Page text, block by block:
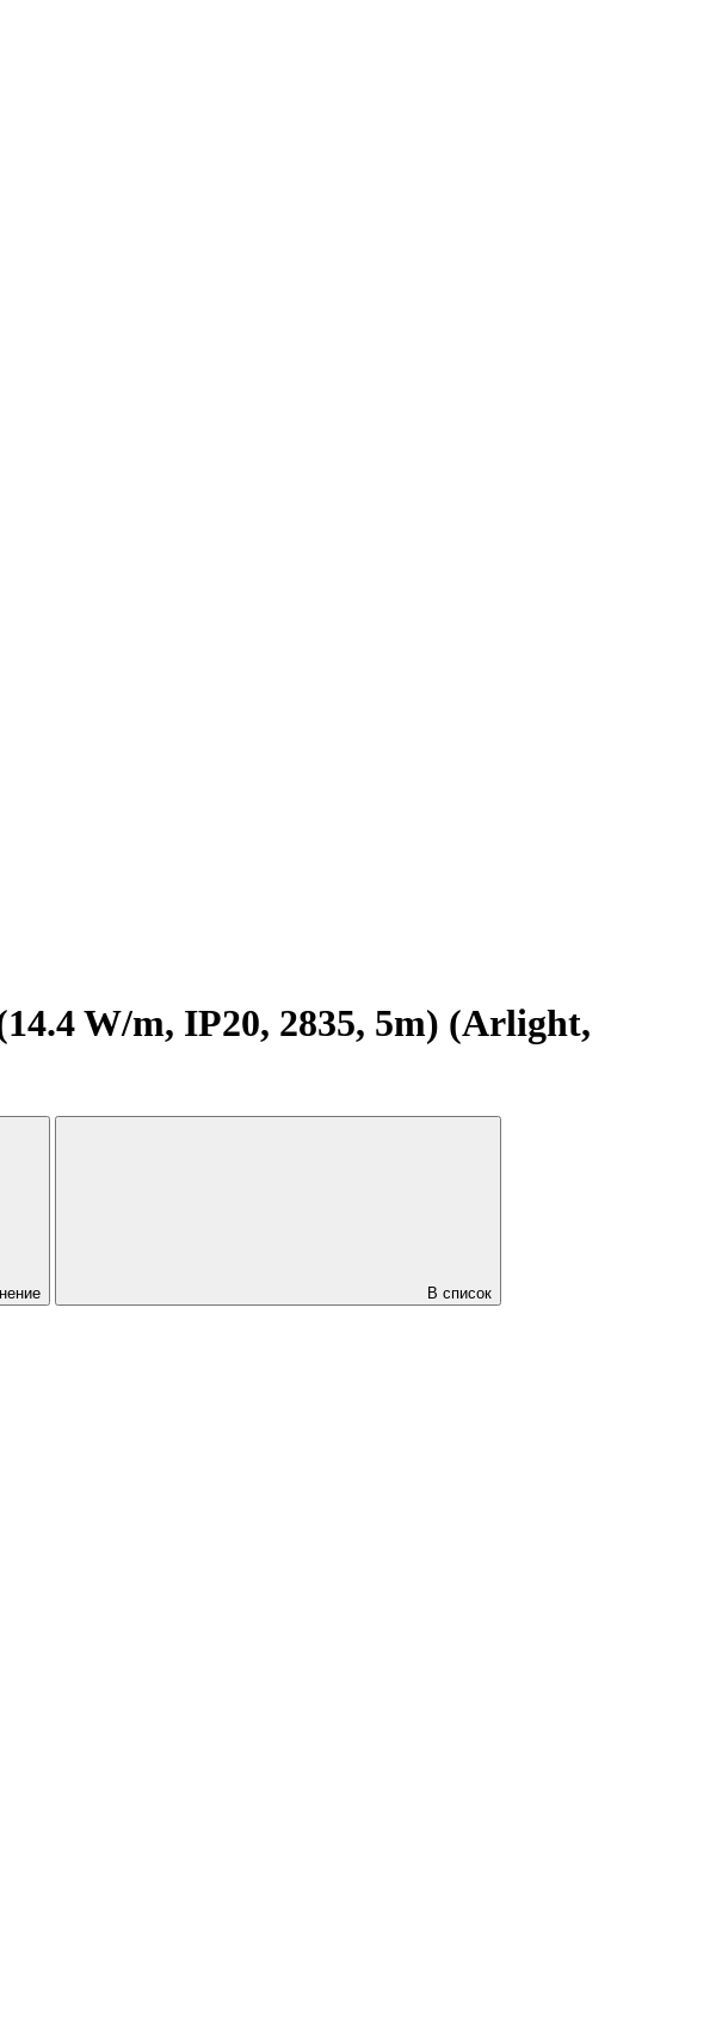
W/m, IP20, 2835, 5m) (Arlight,
В список